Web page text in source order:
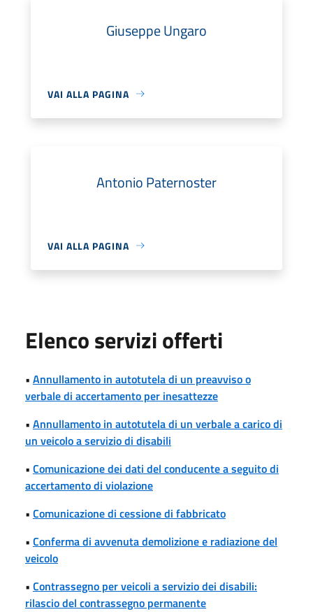
Giuseppe Ungaro
VAI ALLA PAGINA
Antonio Paternoster
VAI ALLA PAGINA
Elenco servizi offerti
• Annullamento in autotutela di un preavviso o
verbale di accertamento per inesattezze
• Annullamento in autotutela di un verbale a carico di
un veicolo a servizio di disabili
• Comunicazione dei dati del conducente a seguito di
accertamento di violazione
• Comunicazione di cessione di fabbricato
• Conferma di avvenuta demolizione e radiazione del
veicolo
• Contrassegno per veicoli a servizio dei disabili:
rilascio del contrassegno permanente